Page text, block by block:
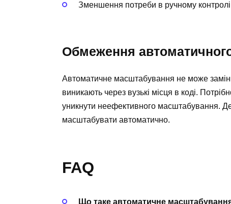
Зменшення потреби в ручному
Обмеження
Автоматичне масштабування не може
виникають через вузькі місця в коді.
уникнути неефективного масштабування.
масштабувати автоматично.
FAQ
Що таке автоматичне